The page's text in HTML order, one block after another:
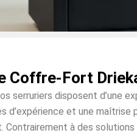
Coffre-Fort
serruriers disposent d’une
d’expérience et une
à des